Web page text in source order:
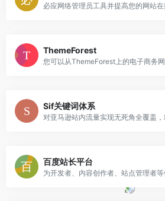
ThemeForest
Sif关键词体系
百度站长平台